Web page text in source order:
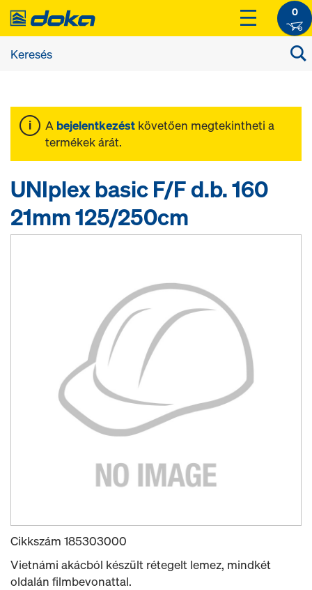
0
A bejelentkezést követően megtekintheti a
termékek árát.
UNIplex basic F/F d.b. 160
21mm 125/250cm
Cikkszám 185303000
Vietnámi akácból készült rétegelt lemez, mindkét
oldalán filmbevonattal.